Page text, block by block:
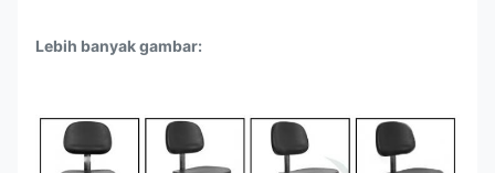
Lebih banyak gambar: